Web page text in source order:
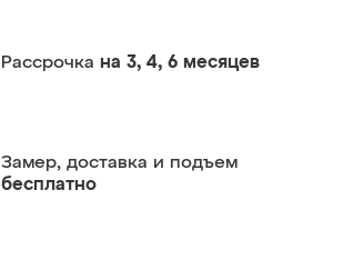
Рассрочка на 3, 4, 6 месяцев
Замер, доставка и подъем
бесплатно